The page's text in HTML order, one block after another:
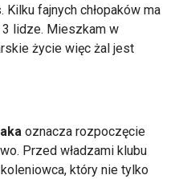
fajnych chłopaków ma
3 lidze. Mieszkam w
życie więc żal jest
oznacza rozpoczęcie
Przed władzami klubu
który nie tylko